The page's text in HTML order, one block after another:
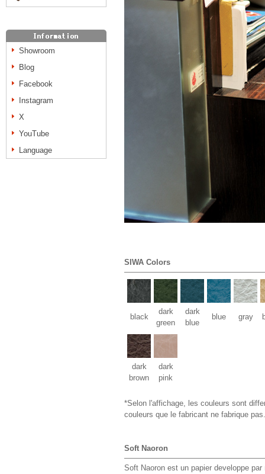
Showroom
Blog
Facebook
Instagram
X
YouTube
Language
SIWA Colors
black
dark
green
dark
blue
blue gray
dark
brown
dark
pink
*Selon l'affichage, les couleurs sont
couleurs que le fabricant ne fabrique pas.
Soft Naoron
Soft Naoron est un papier developpe